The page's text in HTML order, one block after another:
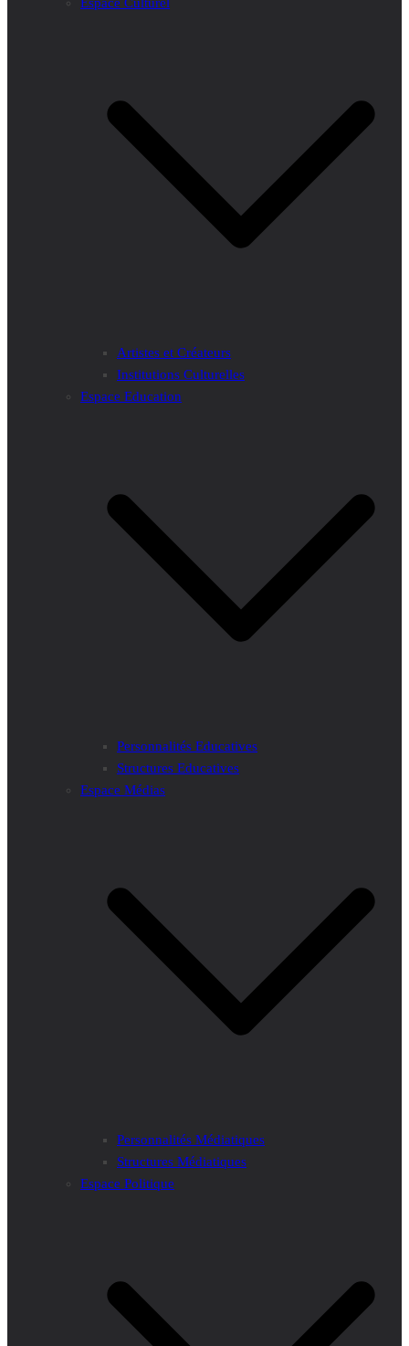
Artistes et Créateurs
Institutions Culturelles
Espace Education
Personnalités Educatives
Structures Educatives
Espace Médias
Personnalités Médiatiques
Structures Médiatiques
Espace Politique